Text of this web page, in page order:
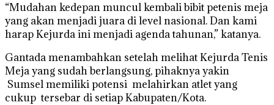
“Mudahan kedepan muncul kembali bibit petenis meja
yang akan menjadi juara di level nasional. Dan kami
harap Kejurda ini menjadi agenda tahunan,” katanya.
Gantada menambahkan setelah melihat Kejurda Tenis
Meja yang sudah berlangsung, pihaknya yakin
Sumsel memiliki potensi melahirkan atlet yang
cukup tersebar di setiap Kabupaten/Kota.